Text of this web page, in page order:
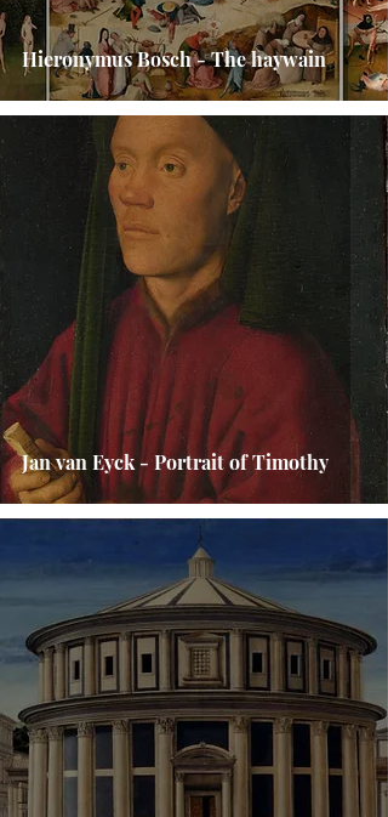
Hieronymus Bosch - The haywain
Jan van Eyck - Portrait of Timothy